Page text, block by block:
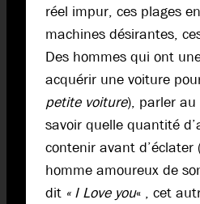
réel impur, ces plages
machines désirantes,
Des hommes qui ont
acquérir une voiture
petite voiture), parler au
savoir quelle quantité
contenir avant d’éclater
homme amoureux de
dit « I Love you« , cet